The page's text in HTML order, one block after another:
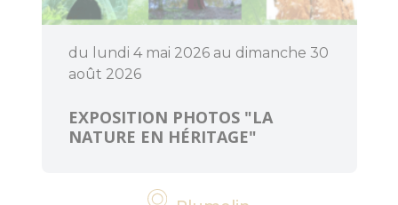
architecturaux
Jardins et
Centre
Morbihan
du lundi 4 mai 2026 au dimanche 30
août 2026
EXPOSITION PHOTOS "LA
NATURE EN HÉRITAGE"